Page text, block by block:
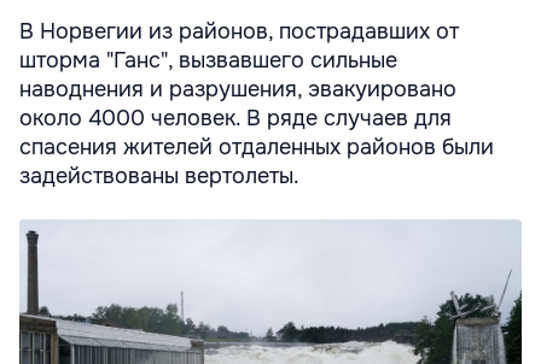
В Норвегии из районов, пострадавших от
шторма "Ганс", вызвавшего сильные
наводнения и разрушения, эвакуировано
около 4000 человек. В ряде случаев для
спасения жителей отдаленных районов были
задействованы вертолеты.